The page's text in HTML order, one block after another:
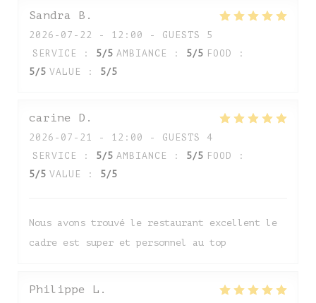
Sandra B
2026-07-22
- 12:00 - GUESTS 5
SERVICE
: 5/5 AMBIANCE : 5/5 FOOD
:
5/5 VALUE : 5/5
carine D
2026-07-21
- 12:00 - GUESTS 4
SERVICE
: 5/5 AMBIANCE : 5/5 FOOD
:
5/5 VALUE : 5/5
Nous avons trouvé le restaurant excellent le
cadre est super et personnel au top
Philippe L